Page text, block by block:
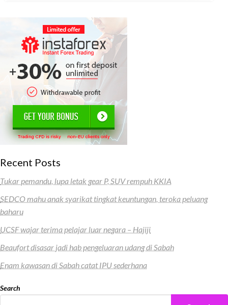
Recent Posts
Tukar pemandu, lupa letak gear P, SUV rempuh KKIA
SEDCO mahu anak syarikat tingkat keuntungan, teroka peluang
baharu
UCSF wajar terima pelajar luar negara – Hajiji
Beaufort disasar jadi hab pengeluaran udang di Sabah
Enam kawasan di Sabah catat IPU sederhana
Search